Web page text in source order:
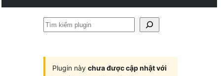
Tìm
Plugin này chưa được cập nhật với